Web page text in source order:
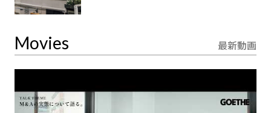
Movies 最新動画